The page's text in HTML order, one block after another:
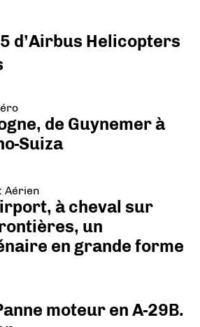
d’Airbus Helicopters
de Guynemer à
Suiza
Aérien
à cheval sur
un
en grande forme
moteur en A-29B.